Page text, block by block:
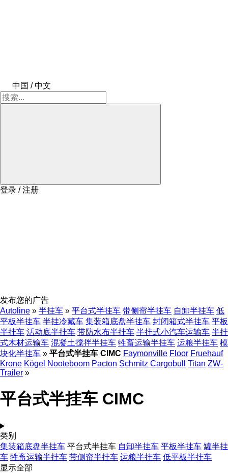
中国 / 中文
登录 / 注册
发布您的广告
Autoline » 半挂车 » 平台式半挂车 带侧帘半挂车 自卸半挂车 低
平板半挂车 半挂冷藏车 集装箱底盘半挂车 封闭箱式半挂车 平板
半挂车 活动底半挂车 带防水布半挂车 半挂式小汽车运输车 半挂
式木材运输车 混凝土搅拌半挂车 牲畜运输半挂车 运粮半挂车 模
块化半挂车 » 平台式半挂车 CIMC Faymonville Floor Fruehauf
Krone Kögel Nooteboom Pacton Schmitz Cargobull Titan ZW-
Trailer »
平台式半挂车 CIMC
类别
集装箱底盘半挂车 平台式半挂车 自卸半挂车 平板半挂车 罐半挂
车 牲畜运输半挂车 带侧帘半挂车 运粮半挂车 低平板半挂车
显示全部